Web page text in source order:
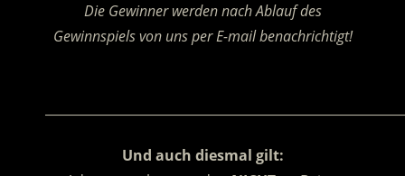
Die Gewinner werden nach Ablauf des
Gewinnspiels von uns per E-mail benachrichtigt!
Und auch diesmal gilt: